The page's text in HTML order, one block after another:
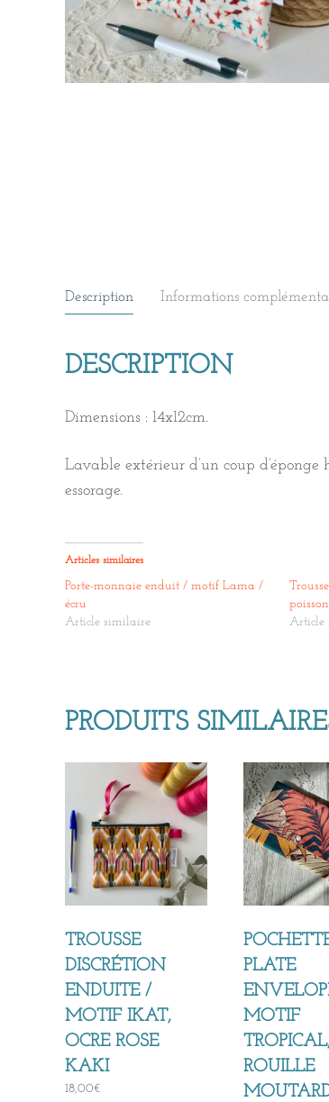
Description Informations
DESCRIPTION
Dimensions : 14x12cm.
Lavable extérieur d’un coup
essorage.
Articles similaires
Porte-monnaie enduit / motif Lama /
écru
Article similaire
Article
PRODUITS
TROUSSE
DISCRÉTION
ENDUITE /
MOTIF IKAT,
OCRE ROSE
KAKI
18,00€
PLATE
MOTIF
ROUILLE